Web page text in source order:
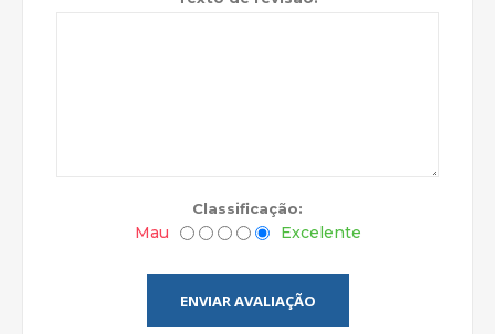
Classificação:
Mau Excelente
ENVIAR AVALIAÇÃO